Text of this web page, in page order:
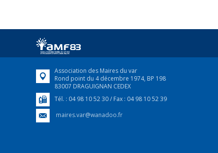
Association des Maires du var
Rond point du 4 décembre 1974, BP 198
83007 DRAGUIGNAN CEDEX
Tél. : 04 98 10 52 30 / Fax : 04 98 10 52 39
maires.var@wanadoo.fr